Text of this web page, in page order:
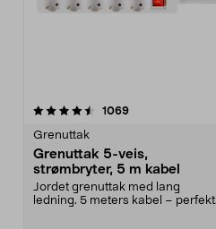
1069anmeldelser
Grenuttak
Grenuttak 5-veis,
strømbryter, 5 m kabel
Jordet grenuttak med lang
ledning. 5 meters kabel – perfekt